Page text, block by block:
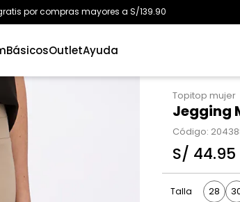
por compras mayores a S/139.90
BásicosOutletAyuda
Topitop mujer
Jegging
Código:
S/ 44.95
Talla 28